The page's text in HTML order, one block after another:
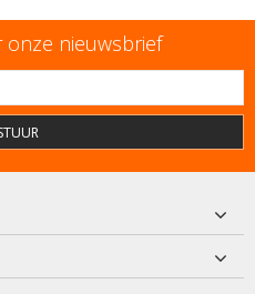
onze nieuwsbrief